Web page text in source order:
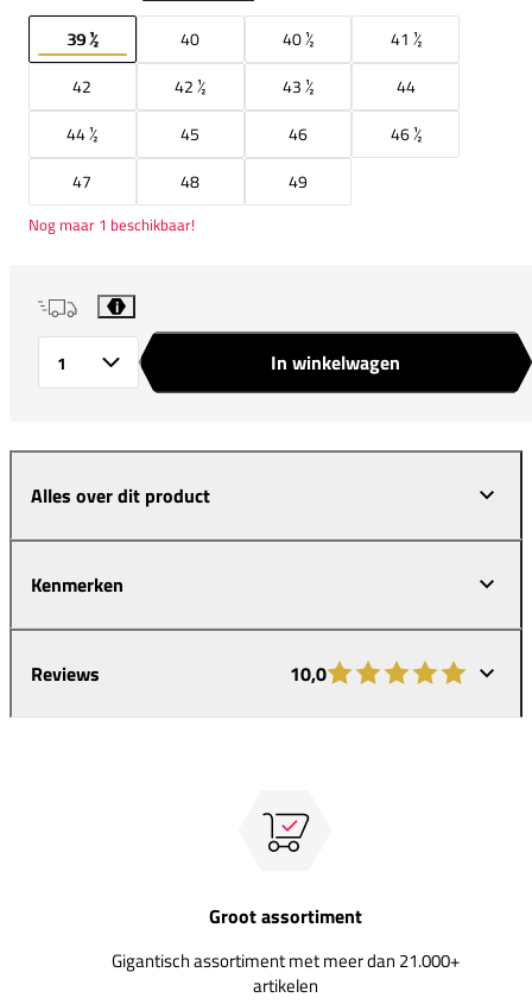
39 ½ 40 40 ½
41 ½
42
42 ½ 43 ½
44
44 ½
45 46
46 ½
47
48 49
Nog maar 1 beschikbaar!
i
In winkelwagen
Alles over dit product
Kenmerken
Reviews 10,0
Groot assortiment
Gigantisch assortiment met meer dan 21.000+
artikelen